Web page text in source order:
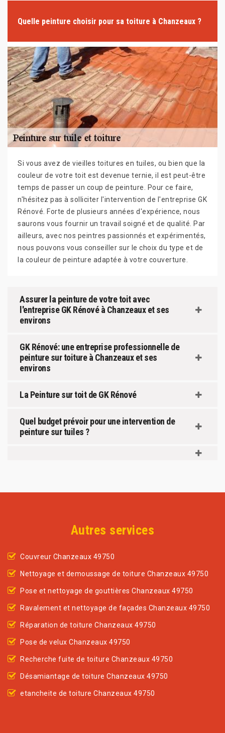
Quelle peinture choisir pour sa toiture à Chanzeaux ?
Si vous avez de vieilles toitures en tuiles, ou bien que la
couleur de votre toit est devenue ternie, il est peut-être
temps de passer un coup de peinture. Pour ce faire,
n'hésitez pas à solliciter l'intervention de l'entreprise GK
Rénové. Forte de plusieurs années d'expérience, nous
saurons vous fournir un travail soigné et de qualité. Par
ailleurs, avec nos peintres passionnés et expérimentés,
nous pouvons vous conseiller sur le choix du type et de
la couleur de peinture adaptée à votre couverture.
Assurer la peinture de votre toit avec
l'entreprise GK Rénové à Chanzeaux et ses
environs
GK Rénové: une entreprise professionnelle de
peinture sur toiture à Chanzeaux et ses
environs
La Peinture sur toit de GK Rénové
Quel budget prévoir pour une intervention de
peinture sur tuiles ?
Autres services
Couvreur Chanzeaux 49750
Nettoyage et demoussage de toiture Chanzeaux 49750
Pose et nettoyage de gouttières Chanzeaux 49750
Ravalement et nettoyage de façades Chanzeaux 49750
Réparation de toiture Chanzeaux 49750
Pose de velux Chanzeaux 49750
Recherche fuite de toiture Chanzeaux 49750
Désamiantage de toiture Chanzeaux 49750
etancheite de toiture Chanzeaux 49750